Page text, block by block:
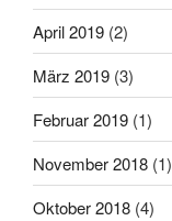
April 2019 (2)
März 2019 (3)
Februar 2019 (1)
November 2018 (1)
Oktober 2018 (4)